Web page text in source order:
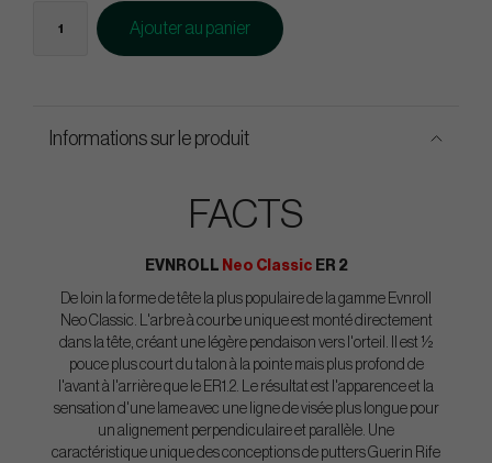
Ajouter au panier
Informations sur le produit
FACTS
EVNROLL Neo Classic ER 2
De loin la forme de tête la plus populaire de la gamme Evnroll
Neo Classic. L'arbre à courbe unique est monté directement
dans la tête, créant une légère pendaison vers l'orteil. Il est ½
pouce plus court du talon à la pointe mais plus profond de
l'avant à l'arrière que le ER1.2. Le résultat est l'apparence et la
sensation d'une lame avec une ligne de visée plus longue pour
un alignement perpendiculaire et parallèle. Une
caractéristique unique des conceptions de putters Guerin Rife